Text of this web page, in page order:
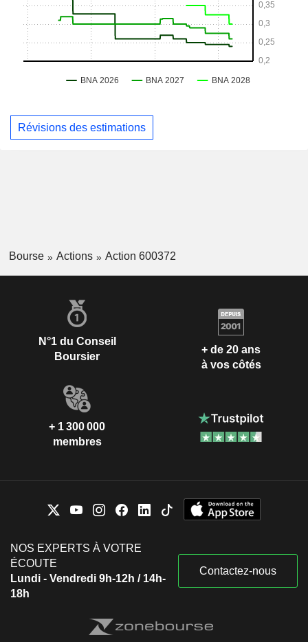
Révisions des estimations
Bourse Actions Action 600372
N°1 du Conseil
Boursier
+ de 20 ans
à vos côtés
+ 1 300 000
membres
NOS EXPERTS À VOTRE
ÉCOUTE
Lundi - Vendredi 9h-12h / 14h-
18h
Contactez-nous